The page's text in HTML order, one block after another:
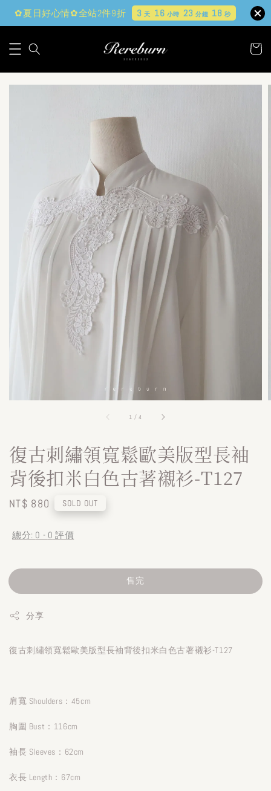
✿夏日好心情✿全站2件9折 3天 16 小時 23 分鐘 17 秒
1 /4
復古刺繡領寬鬆歐美版型長袖
背後扣米白色古著襯衫-T127
Regular
NT$ 880 SOLD OUT
總分: 0 - 0 評價
售完
分享
復古刺繡領寬鬆歐美版型長袖背後扣米白色古著襯衫-T127
肩寬 Shoulders：45cm
胸圍 Bust：116cm
袖長 Sleeves：62cm
衣長 Length：67cm